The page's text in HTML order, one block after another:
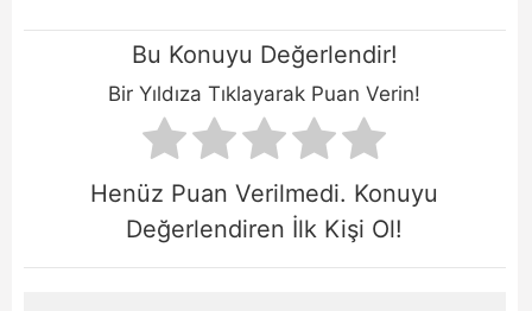
Bu Konuyu Değerlendir!
Bir Yıldıza Tıklayarak Puan Verin!
Henüz Puan Verilmedi. Konuyu
Değerlendiren İlk Kişi Ol!